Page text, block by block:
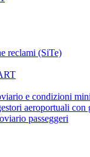
reclami (SiTe)
e condizioni
aeroportuali con
passeggeri